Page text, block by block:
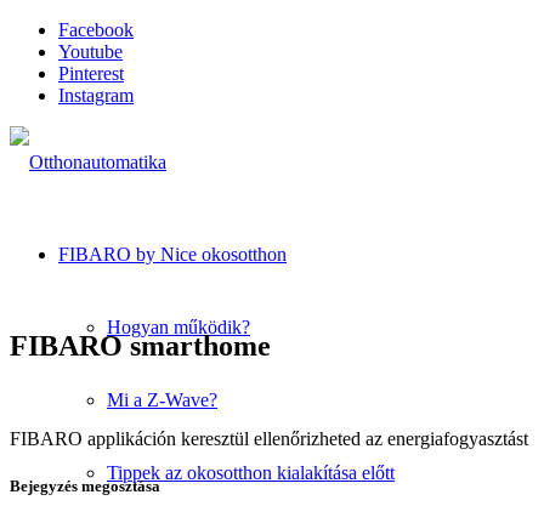
Facebook
Youtube
Pinterest
Instagram
FIBARO by Nice okosotthon
Hogyan működik?
Mi a Z-Wave?
Tippek az okosotthon kialakítása előtt
FIBARO smarthome
FIBARO applikáción keresztül ellenőrizheted az energiafogyasztást
Bejegyzés megosztása